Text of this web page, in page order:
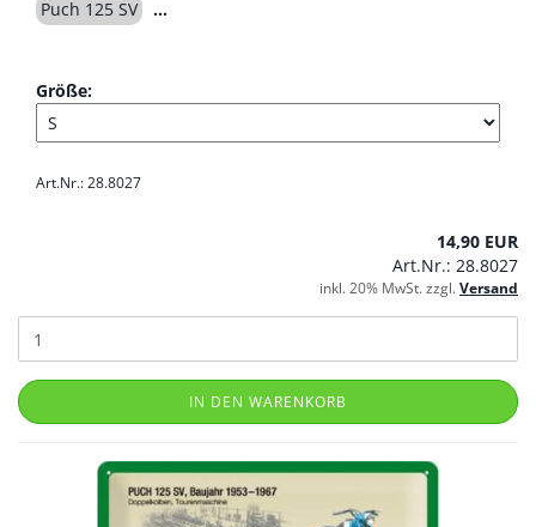
Puch 125 SV
Größe:
Art.Nr.: 28.8027
14,90 EUR
Art.Nr.: 28.8027
inkl. 20% MwSt. zzgl.Versand
IN DEN WARENKORB